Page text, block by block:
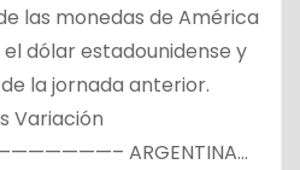
las monedas de América
dólar estadounidense y
la jornada anterior.
Variación
ARGENTINA…